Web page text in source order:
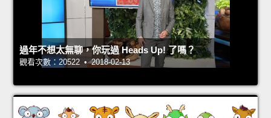
過年不想太無聊，你玩過 Heads Up! 了嗎？
觀看次數：20522 • 2018-02-13